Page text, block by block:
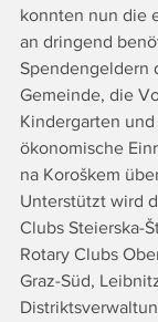
konnten nun die
an dringend
Spendengeldern
Gemeinde, die
Kindergarten
ökonomische
na Koroškem
Unterstützt wird
Clubs Steierska-
Rotary Clubs
Graz-Süd,